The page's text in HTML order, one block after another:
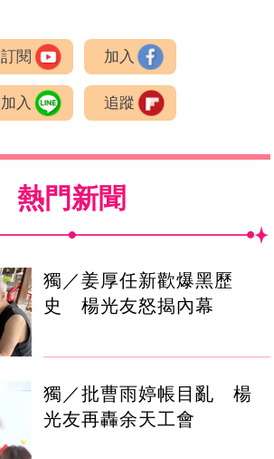
訂閱 加入
加入 追蹤
熱門新聞
獨／姜厚任新歡爆黑歷
史 楊光友怒揭內幕
獨／批曹雨婷帳目亂 楊
光友再轟余天工會